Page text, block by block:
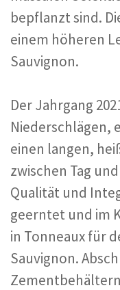
bepflanzt sind.
einem höheren
Sauvignon.
Der Jahrgang
Niederschlägen,
einen langen,
zwischen Tag
Qualität und
geerntet und im
in Tonneaux für
Sauvignon.